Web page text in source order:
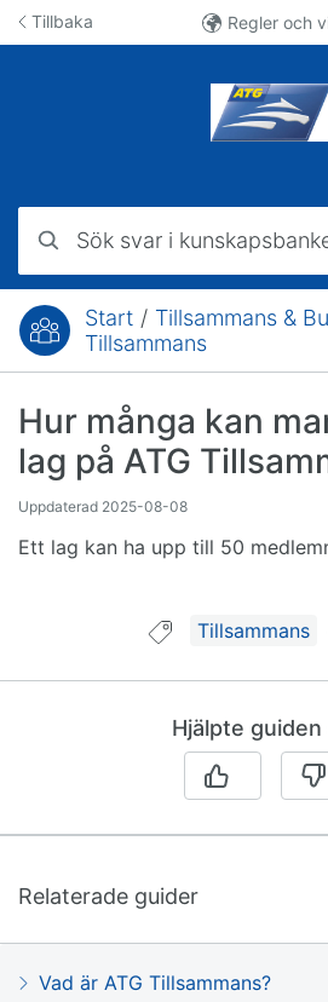
Hoppa till innehåll
Tillbaka Regler och
Du är här:
Start / Tillsammans &
Tillsammans
Hur många kan
lag på ATG
Uppdaterad 2025-08-08
Ett lag kan ha upp till 50
Guide taggad
Tillsammans
Hjälpte guiden
Relaterade guider
Vad är ATG Tillsammans?